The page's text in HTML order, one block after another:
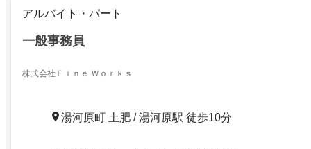
アルバイト・パート
一般事務員
株式会社Ｆｉｎｅ Ｗｏｒｋｓ
湯河原町 土肥 / 湯河原駅 徒歩10分